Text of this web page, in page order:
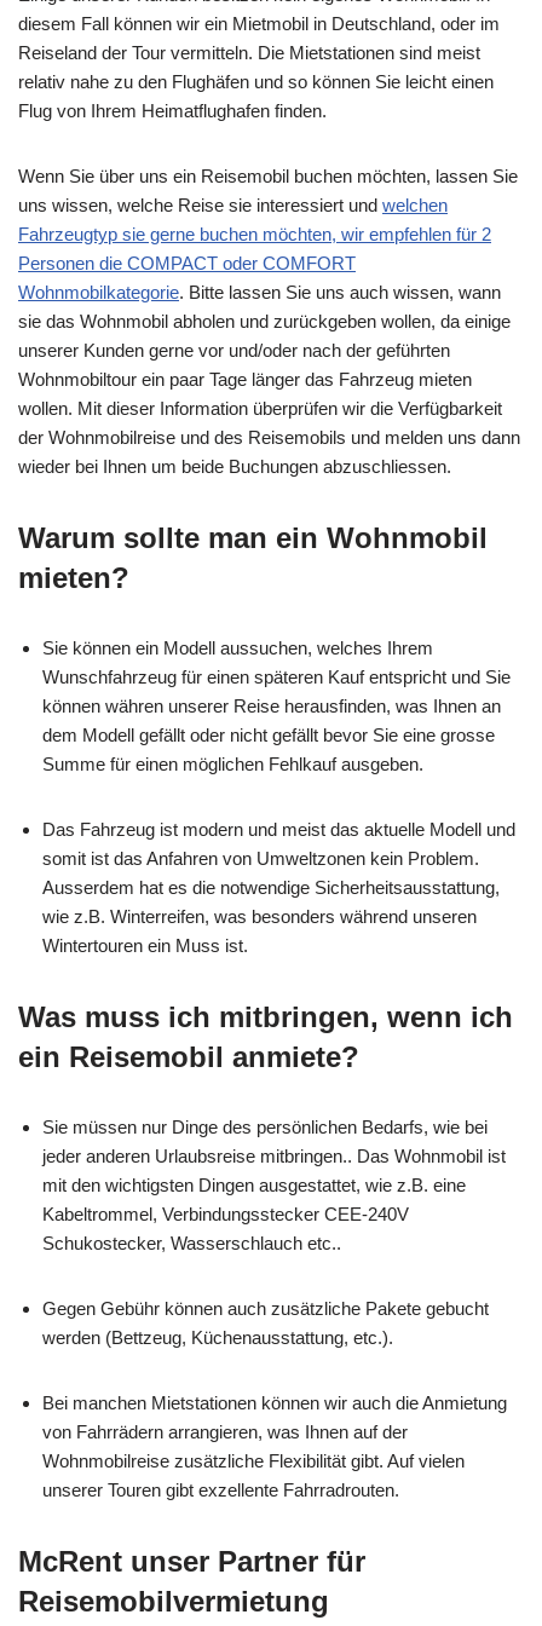
diesem Fall können wir ein Mietmobil in Deutschland, oder im
Reiseland der Tour vermitteln. Die Mietstationen sind meist
relativ nahe zu den Flughäfen und so können Sie leicht einen
Flug von Ihrem Heimatflughafen finden.
Wenn Sie über uns ein Reisemobil buchen möchten, lassen Sie
uns wissen, welche Reise sie interessiert und welchen
Fahrzeugtyp sie gerne buchen möchten, wir empfehlen für 2
Personen die COMPACT oder COMFORT
Wohnmobilkategorie. Bitte lassen Sie uns auch wissen, wann
sie das Wohnmobil abholen und zurückgeben wollen, da einige
unserer Kunden gerne vor und/oder nach der geführten
Wohnmobiltour ein paar Tage länger das Fahrzeug mieten
wollen. Mit dieser Information überprüfen wir die Verfügbarkeit
der Wohnmobilreise und des Reisemobils und melden uns dann
wieder bei Ihnen um beide Buchungen abzuschliessen.
Warum sollte man ein Wohnmobil
mieten?
Sie können ein Modell aussuchen, welches Ihrem
Wunschfahrzeug für einen späteren Kauf entspricht und Sie
können währen unserer Reise herausfinden, was Ihnen an
dem Modell gefällt oder nicht gefällt bevor Sie eine grosse
Summe für einen möglichen Fehlkauf ausgeben.
Das Fahrzeug ist modern und meist das aktuelle Modell und
somit ist das Anfahren von Umweltzonen kein Problem.
Ausserdem hat es die notwendige Sicherheitsausstattung,
wie z.B. Winterreifen, was besonders während unseren
Wintertouren ein Muss ist.
Was muss ich mitbringen, wenn ich
ein Reisemobil anmiete?
Sie müssen nur Dinge des persönlichen Bedarfs, wie bei
jeder anderen Urlaubsreise mitbringen.. Das Wohnmobil ist
mit den wichtigsten Dingen ausgestattet, wie z.B. eine
Kabeltrommel, Verbindungsstecker CEE-240V
Schukostecker, Wasserschlauch etc..
Gegen Gebühr können auch zusätzliche Pakete gebucht
werden (Bettzeug, Küchenausstattung, etc.).
Bei manchen Mietstationen können wir auch die Anmietung
von Fahrrädern arrangieren, was Ihnen auf der
Wohnmobilreise zusätzliche Flexibilität gibt. Auf vielen
unserer Touren gibt exzellente Fahrradrouten.
McRent unser Partner für
Reisemobilvermietung